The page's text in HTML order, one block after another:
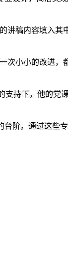
讲稿内容填入其
次小小的改进，
支持下，他的党
阶。通过这些